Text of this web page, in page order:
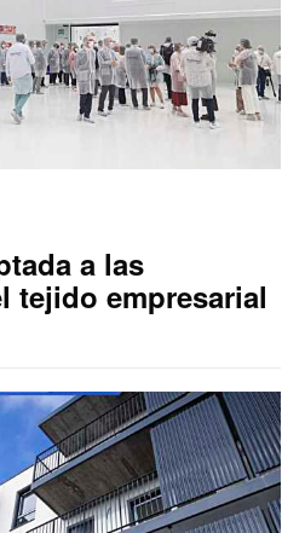
a las
tejido empresarial